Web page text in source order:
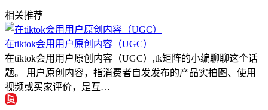
相关推荐
在tiktok会用用户原创内容（UGC）
在tiktok会用用户原创内容（UGC）,tk矩阵的小编聊聊这个话
题。 用户原创内容，指消费者自发发布的产品实拍图、使用
视频或买家评价，是互…